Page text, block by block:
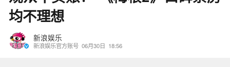
均不理想
新浪娱乐
新浪娱乐官方账号 06月30日 18:56